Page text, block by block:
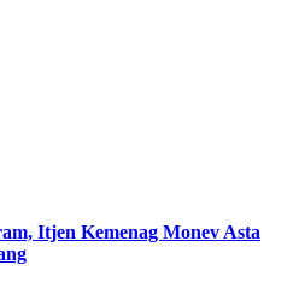
Itjen Kemenag Monev Asta